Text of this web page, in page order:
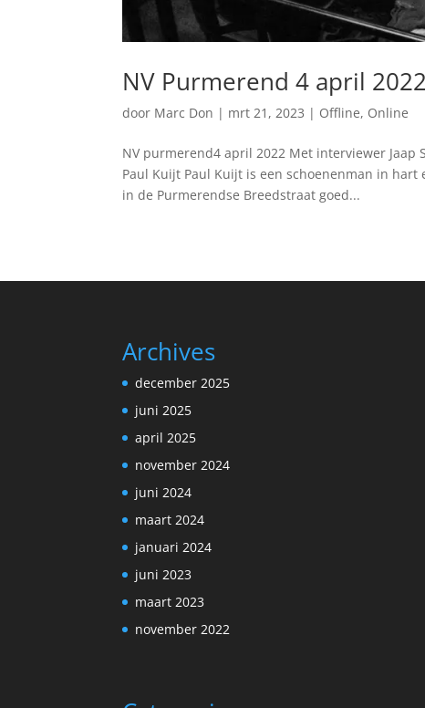
NV Purmerend 4 april 2022
door Marc Don | mrt 21, 2023 | Offline, Online
NV purmerend4 april 2022 Met interviewer Jaap
Paul Kuijt Paul Kuijt is een schoenenman in
in de Purmerendse Breedstraat goed...
Archives
december 2025
juni 2025
april 2025
november 2024
juni 2024
maart 2024
januari 2024
juni 2023
maart 2023
november 2022